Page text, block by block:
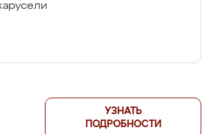
УЗНАТЬ
ПОДРОБНОСТИ